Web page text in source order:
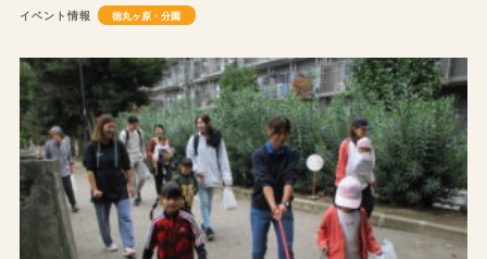
イベント情報 徳丸ヶ原・分園